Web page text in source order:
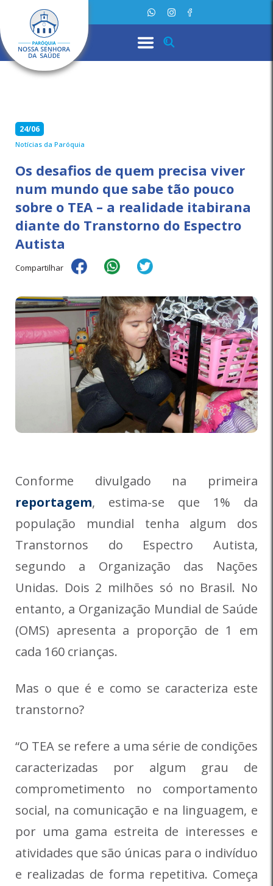
24/06
Notícias da Paróquia
Os desafios de quem precisa viver
num mundo que sabe tão pouco
sobre o TEA – a realidade itabirana
diante do Transtorno do Espectro
Autista
Compartilhar
Conforme divulgado na primeira
reportagem, estima-se que 1% da
população mundial tenha algum dos
Transtornos do Espectro Autista,
segundo a Organização das Nações
Unidas. Dois 2 milhões só no Brasil. No
entanto, a Organização Mundial de Saúde
(OMS) apresenta a proporção de 1 em
cada 160 crianças.
Mas o que é e como se caracteriza este
transtorno?
“O TEA se refere a uma série de condições
caracterizadas por algum grau de
comprometimento no comportamento
social, na comunicação e na linguagem, e
por uma gama estreita de interesses e
atividades que são únicas para o indivíduo
e realizadas de forma repetitiva. Começa